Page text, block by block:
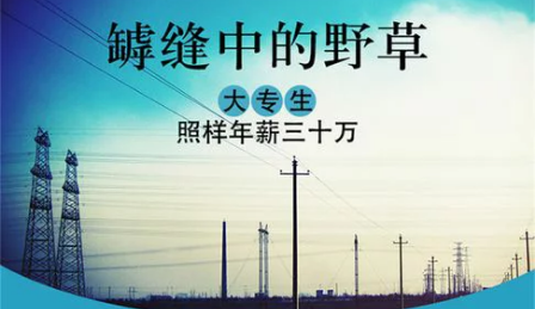
居家生活 3C家電 運動休閒
女裝 化妝保養
日本購物 電子/紙本書
HOT